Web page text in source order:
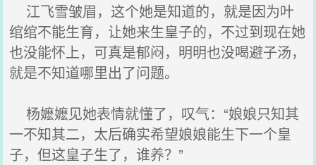
江飞雪皱眉，这个她是知道的，就是因为叶
绾绾不能生育，让她来生皇子的，不过到现在她
也没能怀上，可真是郁闷，明明也没喝避子汤，
就是不知道哪里出了问题。
杨嬷嬷见她表情就懂了，叹气：“娘娘只知其
一不知其二，太后确实希望娘娘能生下一个皇
子，但这皇子生了，谁养？”